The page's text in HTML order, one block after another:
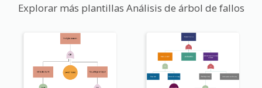
Explorar más plantillas Análisis de árbol de fallos